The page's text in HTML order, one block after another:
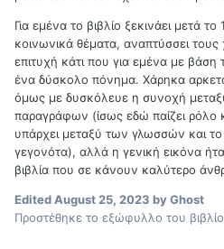
Για εμένα το βιβλίο ξεκινάει μετά
κοινωνικά θέματα, αναπτύσσει
επιτυχή κάτι που για εμένα με βάση
ένα δύσκολο πόνημα. Χάρηκα
όμως με δυσκόλευε η συνοχή
παραγράφων (ίσως εδώ παίζει ρόλο
υπάρχει μεταξύ των γλωσσών και
γεγονότα), αλλά η γενική εικόνα
βιβλία που σε κάνουν καλύτερο
EditedAugust 25, 2023 by Ghost
Προστέθηκε το εξώφυλλο του